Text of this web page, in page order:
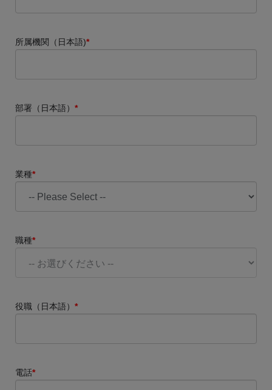
所属機関（日本語)*
部署（日本語） *
業種*
職種*
役職（日本語） *
電話*